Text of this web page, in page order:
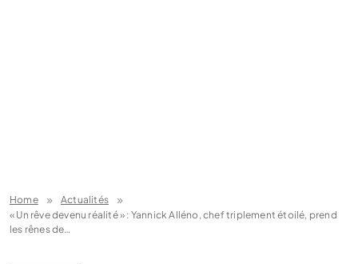
Home
Actualités
« Un rêve devenu réalité » : Yannick Alléno, chef triplement étoilé, prend
les rênes de…